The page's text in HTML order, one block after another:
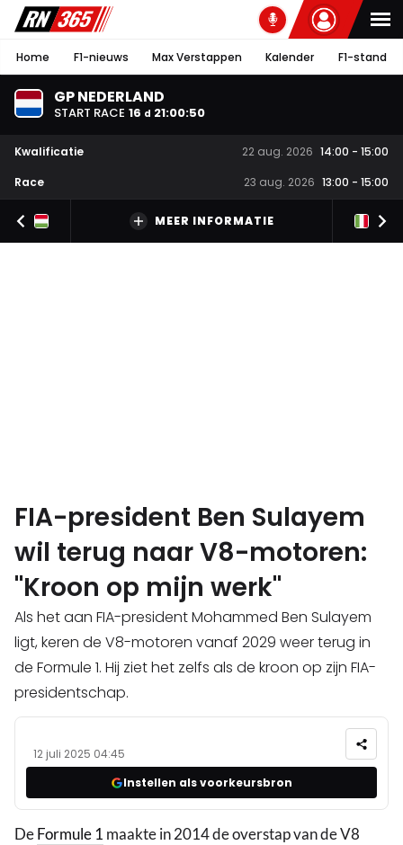
Home F1-nieuws Max Verstappen Kalender F1-stand
GP NEDERLAND
START RACE 16 d 21:00:49
Kwalificatie 22 aug. 2026 14:00 - 15:00
Race
23 aug. 2026 13:00 - 15:00
MEER INFORMATIE
FIA-president Ben Sulayem
wil terug naar V8-motoren:
"Kroon op mijn werk"
Als het aan FIA-president Mohammed Ben Sulayem
ligt, keren de V8-motoren vanaf 2029 weer terug in
de Formule 1. Hij ziet het zelfs als de kroon op zijn FIA-
presidentschap.
12 juli 2025 04:45
Instellen als voorkeursbron
DeFormule 1 maakte in 2014 de overstap van de V8